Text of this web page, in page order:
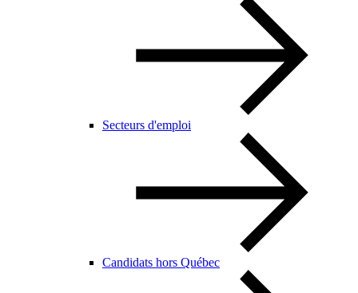
Secteurs d'emploi
Candidats hors Québec